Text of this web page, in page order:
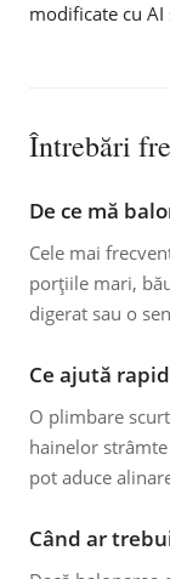
modificate cu
Întrebări
De ce mă
Cele mai
porțiile mari,
digerat sau o
Ce ajută
O plimbare
hainelor
pot aduce
Când ar